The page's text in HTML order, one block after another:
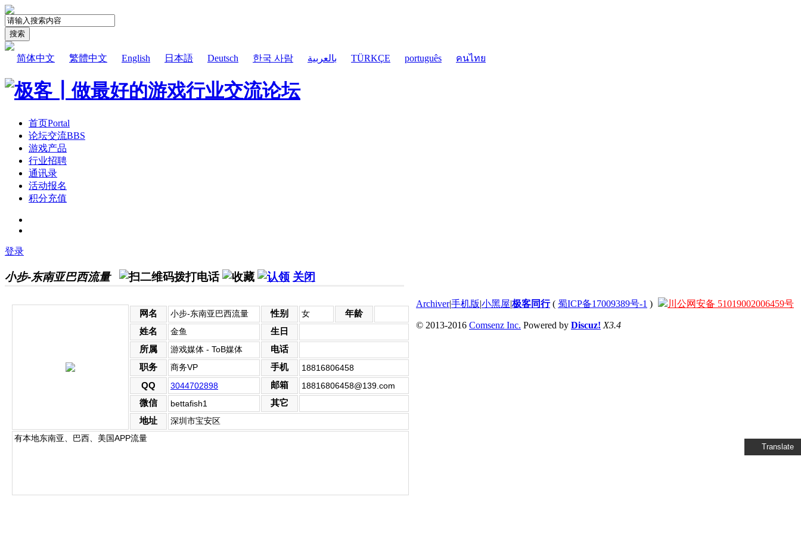
搜索
Translate
简体中文 繁體中文 English 日本語 Deutsch 한국 사람 بالعربية TÜRKÇE português คนไทย
首页Portal
论坛交流BBS
游戏产品
行业招聘
通讯录
活动报名
积分充值
登录
小步-东南亚巴西流量 关闭
网名 小步-东南亚巴西流量 性别 女
年龄
姓名
金鱼
生日
所属
游戏媒体 - ToB媒体
电话
职务
商务VP 手机 18816806458
QQ 3044702898 邮箱 18816806458@139.com
微信 bettafish1
其它
地址
深圳市宝安区
有本地东南亚、巴西、美国APP流量
Archiver|手机版|小黑屋|极客同行( 蜀ICP备17009389号-1 ) 川公网安备 51019002006459号
© 2013-2016 Comsenz Inc. Powered by Discuz! X3.4